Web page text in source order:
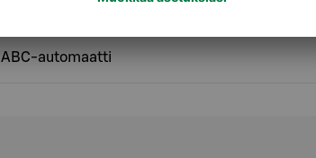
ABC-automaatti